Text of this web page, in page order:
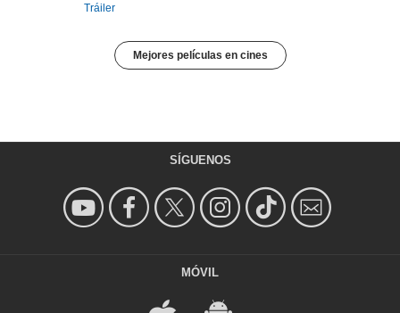
Tráiler
Mejores películas en cines
SÍGUENOS
MÓVIL